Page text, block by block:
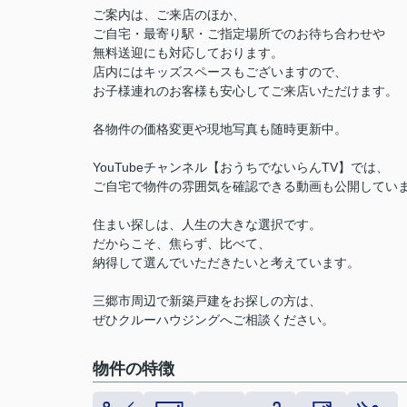
ご案内は、ご来店のほか、
ご自宅・最寄り駅・ご指定場所でのお待ち合わせや
無料送迎にも対応しております。
店内にはキッズスペースもございますので、
お子様連れのお客様も安心してご来店いただけます。
各物件の価格変更や現地写真も随時更新中。
YouTubeチャンネル【おうちでないらんTV】では、
ご自宅で物件の雰囲気を確認できる動画も公開してい
住まい探しは、人生の大きな選択です。
だからこそ、焦らず、比べて、
納得して選んでいただきたいと考えています。
三郷市周辺で新築戸建をお探しの方は、
ぜひクルーハウジングへご相談ください。
物件の特徴